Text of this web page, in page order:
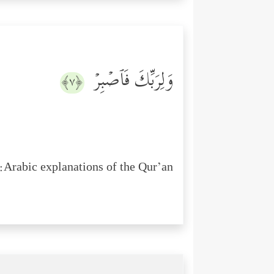
وَلِرَبِّكَ فَٱصۡبِرۡ ﴿٧﴾
Arabic explanations of the Qur’an: